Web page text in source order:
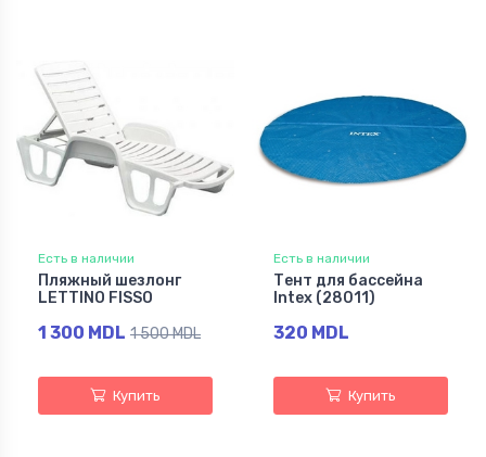
Есть в наличии
Пляжный шезлонг
LETTINO FISSO
1 300 MDL 1 500 MDL
Купить
Есть в наличии
Тент для бассейна
Intex (28011)
320 MDL
Купить